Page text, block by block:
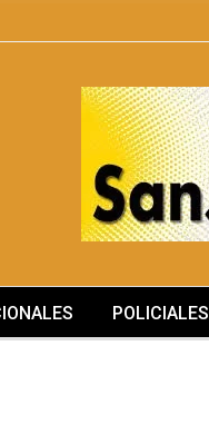
POLICIALES